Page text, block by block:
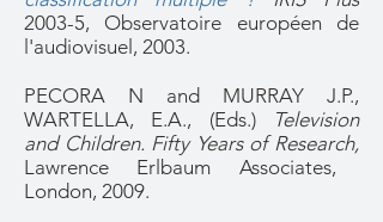
2003-5, Observatoire européen de
l'audiovisuel, 2003.
PECORA N and MURRAY J.P.,
WARTELLA, E.A., (Eds.)
Television
and Children. Fifty Years of Research,
Lawrence Erlbaum Associates,
London, 2009.